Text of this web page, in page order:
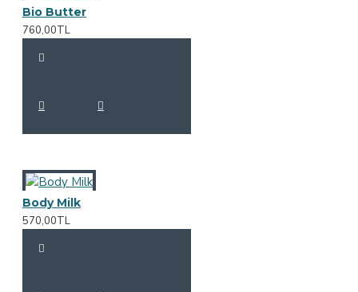
Bio Butter
760,00TL
Body Milk
570,00TL